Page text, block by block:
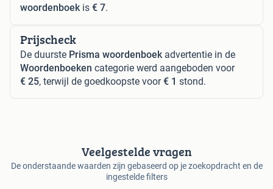
woordenboekis € 7.
Prijscheck
De duurste Prisma woordenboekadvertentie in de
Woordenboeken categorie werd aangeboden voor
€ 25, terwijl de goedkoopste voor€ 1 stond.
Veelgestelde vragen
De onderstaande waarden zijn gebaseerd op je zoekopdracht en de
ingestelde filters